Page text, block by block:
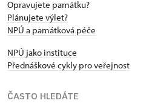
Opravujete památku?
Plánujete výlet?
NPÚ a památková péče
NPÚ jako instituce
Přednáškové cykly pro veřejnost
ČASTO HLEDÁTE